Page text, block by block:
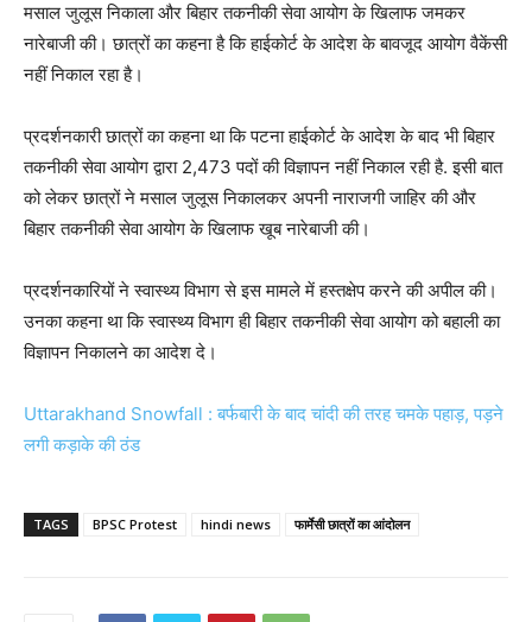
मसाल जुलूस निकाला और बिहार तकनीकी सेवा आयोग के खिलाफ जमकर
नारेबाजी की। छात्रों का कहना है कि हाईकोर्ट के आदेश के बावजूद आयोग वैकेंसी
नहीं निकाल रहा है।
प्रदर्शनकारी छात्रों का कहना था कि पटना हाईकोर्ट के आदेश के बाद भी बिहार
तकनीकी सेवा आयोग द्वारा 2,473 पदों की विज्ञापन नहीं निकाल रही है. इसी बात
को लेकर छात्रों ने मसाल जुलूस निकालकर अपनी नाराजगी जाहिर की और
बिहार तकनीकी सेवा आयोग के खिलाफ खूब नारेबाजी की।
प्रदर्शनकारियों ने स्वास्थ्य विभाग से इस मामले में हस्तक्षेप करने की अपील की।
उनका कहना था कि स्वास्थ्य विभाग ही बिहार तकनीकी सेवा आयोग को बहाली का
विज्ञापन निकालने का आदेश दे।
Uttarakhand Snowfall : बर्फबारी के बाद चांदी की तरह चमके पहाड़, पड़ने
लगी कड़ाके की ठंड
TAGS BPSC Protest hindi news फार्मेसी छात्रों का आंदोलन